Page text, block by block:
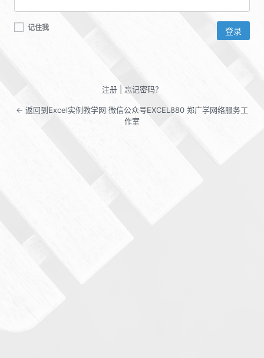
记住我
注册| 忘记密码？
← 返回到Excel实例教学网 微信公众号EXCEL880 郑广学网络服务工
作室